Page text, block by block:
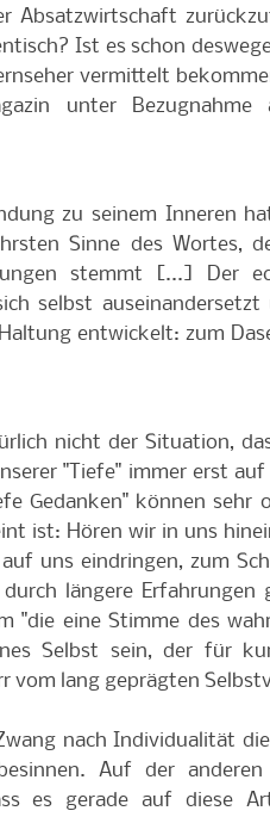
Absatzwirtschaft
Ist es schon
vermittelt
unter Bezugnahme
zu seinem Inneren
Sinne des Wortes,
stemmt [...] Der
selbst auseinandersetzt
entwickelt: zum
nicht der Situation,
"Tiefe" immer erst
Gedanken" können sehr
ist: Hören wir in uns
uns eindringen, zum
längere
"die eine Stimme des
Selbst sein, der für
vom lang geprägten
nach Individualität
Auf der
es gerade auf diese